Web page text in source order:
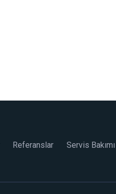
Referanslar Servis Bakımı